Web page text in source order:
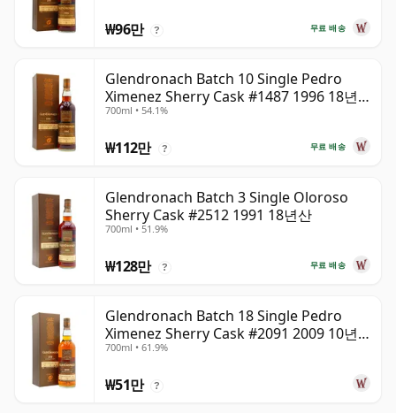
무료 배송
₩96만 ?
Glendronach Batch 10 Single Pedro
Ximenez Sherry Cask #1487 1996 18년
산
700ml • 54.1%
무료 배송
₩112만 ?
Glendronach Batch 3 Single Oloroso
Sherry Cask #2512 1991 18년산
700ml • 51.9%
무료 배송
₩128만 ?
Glendronach Batch 18 Single Pedro
Ximenez Sherry Cask #2091 2009 10년
산
700ml • 61.9%
₩51만 ?